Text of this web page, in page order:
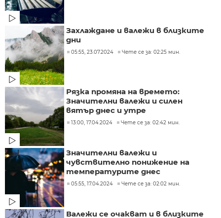
Захлаждане и валежи в близките
дни
05:55, 23.07.2024 Чете се за: 02:25 мин.
Рязка промяна на времето:
Значителни валежи и силен
вятър днес и утре
13:00, 17.04.2024 Чете се за: 02:42 мин.
Значителни валежи и
чувствително понижение на
температурите днес
05:55, 17.04.2024 Чете се за: 02:02 мин.
Валежи се очакват и в близките